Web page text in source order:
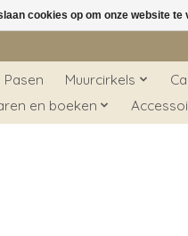
Pasen Muurcirkels
en boeken
cookies op om onze website